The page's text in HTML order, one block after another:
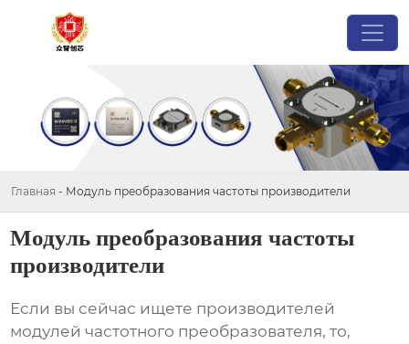
Главная - Модуль преобразования частоты производители
Модуль преобразования частоты
производители
Если вы сейчас ищете производителей
модулей частотного преобразователя, то,